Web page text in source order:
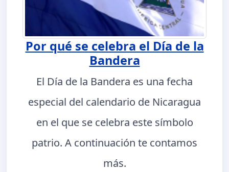
Por qué se celebra el Día de la
Bandera
El Día de la Bandera es una fecha
especial del calendario de Nicaragua
en el que se celebra este símbolo
patrio. A continuación te contamos
más.